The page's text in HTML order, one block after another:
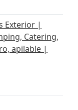
Exterior |
Catering,
apilable |